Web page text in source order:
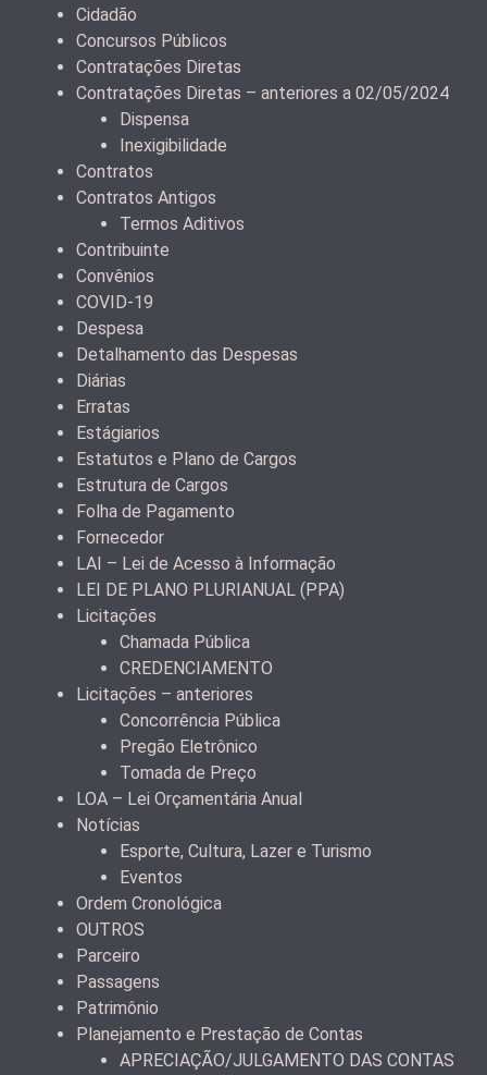
Cidadão
Concursos Públicos
Contratações Diretas
Contratações Diretas – anteriores a 02/05/2024
Dispensa
Inexigibilidade
Contratos
Contratos Antigos
Termos Aditivos
Contribuinte
Convênios
COVID-19
Despesa
Detalhamento das Despesas
Diárias
Erratas
Estágiarios
Estatutos e Plano de Cargos
Estrutura de Cargos
Folha de Pagamento
Fornecedor
LAI – Lei de Acesso à Informação
LEI DE PLANO PLURIANUAL (PPA)
Licitações
Chamada Pública
CREDENCIAMENTO
Licitações – anteriores
Concorrência Pública
Pregão Eletrônico
Tomada de Preço
LOA – Lei Orçamentária Anual
Notícias
Esporte, Cultura, Lazer e Turismo
Eventos
Ordem Cronológica
OUTROS
Parceiro
Passagens
Patrimônio
Planejamento e Prestação de Contas
APRECIAÇÃO/JULGAMENTO DAS CONTAS